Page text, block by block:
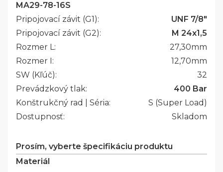
MA29-78-16S
Pripojovací závit (G1):
UNF 7/8"
Pripojovací závit (G2):
M 24x1,5
Rozmer L:
27,30mm
Rozmer I:
12,70mm
SW (Kľúč):
32
Prevádzkový tlak:
400 Bar
Konštrukčný rad | Séria:
S (Super Load)
Dostupnosť:
Skladom
Prosím, vyberte špecifikáciu produktu
Materiál